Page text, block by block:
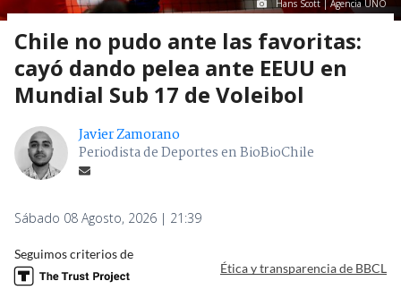
Hans Scott | Agencia UNO
Chile no pudo ante las favoritas:
cayó dando pelea ante EEUU en
Mundial Sub 17 de Voleibol
Javier Zamorano
Periodista de Deportes en BioBioChile
Sábado 08 Agosto, 2026 | 21:39
Seguimos criterios de
Ética y transparencia de BBCL